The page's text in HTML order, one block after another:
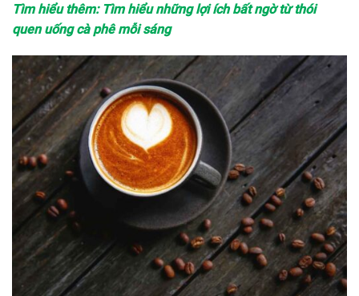
Tìm hiểu thêm: Tìm hiểu những lợi ích bất ngờ từ thói
quen uống cà phê mỗi sáng